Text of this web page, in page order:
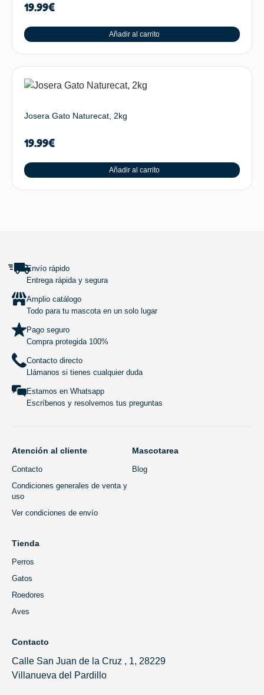
19.99€
Añadir al carrito
Josera Gato Naturecat, 2kg
19.99€
Añadir al carrito
Envío rápido
Entrega rápida y segura
Amplio catálogo
Todo para tu mascota en un solo lugar
Pago seguro
Compra protegida 100%
Contacto directo
Llámanos si tienes cualquier duda
Estamos en Whatsapp
Escríbenos y resolvemos tus preguntas
Atención al cliente
Contacto
Condiciones generales de venta y
uso
Ver condiciones de envío
Mascotarea
Blog
Tienda
Perros
Gatos
Roedores
Aves
Contacto
Calle San Juan de la Cruz , 1, 28229
Villanueva del Pardillo